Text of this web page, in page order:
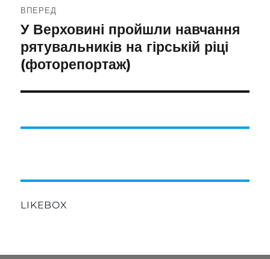
ВПЕРЕД
Наступний
запис:
У Верховині пройшли навчання
рятувальників на гірській ріці
(фоторепортаж)
LIKEBOX